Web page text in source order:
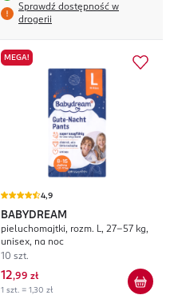
Sprawdź dostępność w
drogerii
MEGA!
4,9
BABYDREAM
pieluchomajtki, rozm. L, 27-57 kg,
unisex, na noc
10 szt.
12,99 zł
1 szt. = 1,30 zł